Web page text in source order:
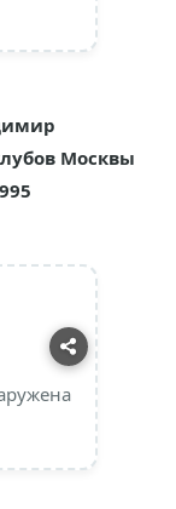
Москвы